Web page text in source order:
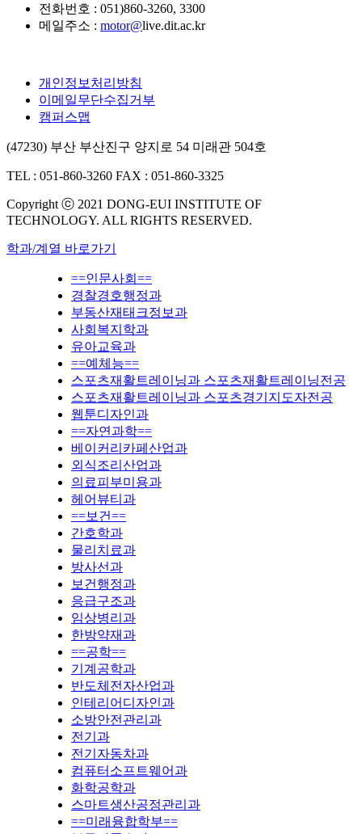
전화번호 : 051)860-3260, 3300
메일주소 : motor@live.dit.ac.kr
개인정보처리방침
이메일무단수집거부
캠퍼스맵
(47230) 부산 부산진구 양지로 54 미래관 504호
TEL : 051-860-3260 FAX : 051-860-3325
Copyright ⓒ 2021 DONG-EUI INSTITUTE OF
TECHNOLOGY. ALL RIGHTS RESERVED.
학과/계열 바로가기
==인문사회==
경찰경호행정과
부동산재태크정보과
사회복지학과
유아교육과
==예체능==
스포츠재활트레이닝과 스포츠재활트레이닝전공
스포츠재활트레이닝과 스포츠경기지도자전공
웹툰디자인과
==자연과학==
베이커리카페산업과
외식조리산업과
의료피부미용과
헤어뷰티과
==보건==
간호학과
물리치료과
방사선과
보건행정과
응급구조과
임상병리과
한방약재과
==공학==
기계공학과
반도체전자산업과
인테리어디자인과
소방안전관리과
전기과
전기자동차과
컴퓨터소프트웨어과
화학공학과
스마트생산공정관리과
==미래융합학부==